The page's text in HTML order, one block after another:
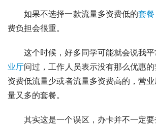
如果不选择一款流量多资费低的套餐
费负担会很重。
这个时候，好多同学可能就会说我
业厅问过，工作人员表示没有那么优惠
资费低流量少或者流量多资费高的，营
量又多的套餐。
其实这是一个误区，办卡并不一定